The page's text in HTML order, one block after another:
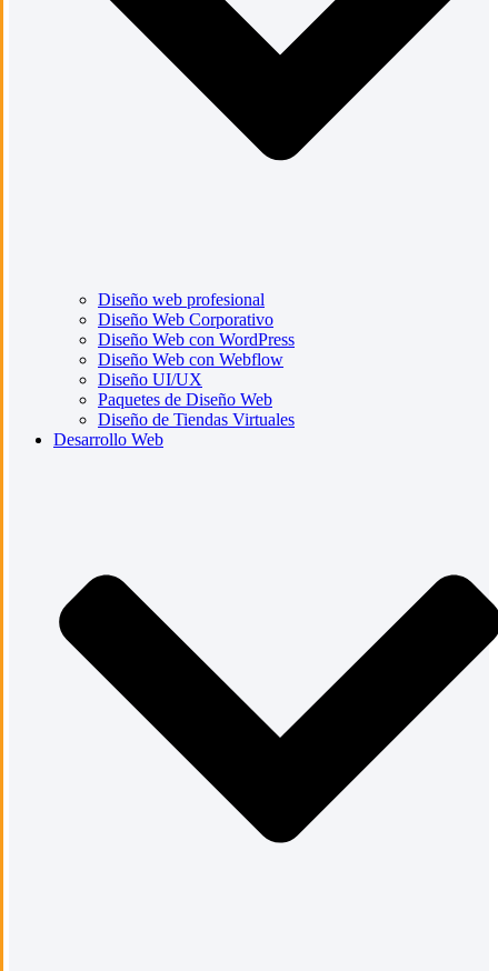
Diseño web profesional
Diseño Web Corporativo
Diseño Web con WordPress
Diseño Web con Webflow
Diseño UI/UX
Paquetes de Diseño Web
Diseño de Tiendas Virtuales
Desarrollo Web